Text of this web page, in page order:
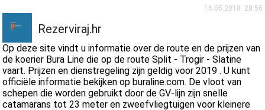
Ontmoet Kroatië
musea
16.05.2018. 20:56
Rezerviraj.hr
Op deze site vindt u informatie over de route en de prijzen van
de koerier Bura Line die op de route Split - Trogir - Slatine
vaart. Prijzen en dienstregeling zijn geldig voor 2019 . U kunt
officiële informatie bekijken op buraline.com. De vloot van
schepen die worden gebruikt door de GV-lijn zijn snelle
catamarans tot 23 meter en zweefvliegtuigen voor kleinere